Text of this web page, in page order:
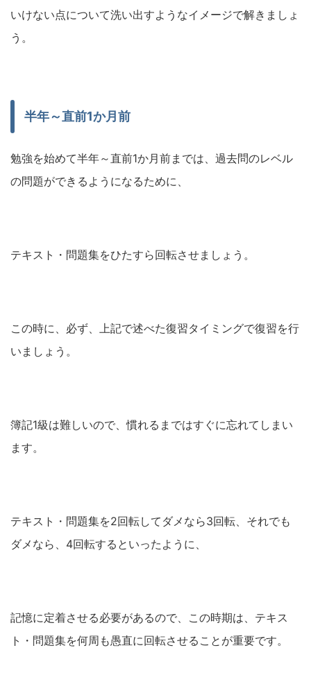
いけない点について洗い出すようなイメージで解きましょ
う。
半年～直前1か月前
勉強を始めて半年～直前1か月前までは、過去問のレベル
の問題ができるようになるために、
テキスト・問題集をひたすら回転させましょう。
この時に、必ず、上記で述べた復習タイミングで復習を行
いましょう。
簿記1級は難しいので、慣れるまではすぐに忘れてしまい
ます。
テキスト・問題集を2回転してダメなら3回転、それでも
ダメなら、4回転するといったように、
記憶に定着させる必要があるので、この時期は、テキス
ト・問題集を何周も愚直に回転させることが重要です。